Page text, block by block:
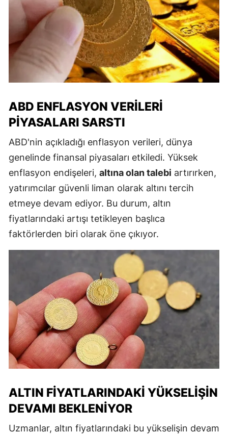
ABD ENFLASYON VERILERI
PIYASALARI SARSTI
ABD'nin açıkladığı enflasyon verileri, dünya
genelinde finansal piyasaları etkiledi. Yüksek
enflasyon endişeleri, altına olan talebi artırırken,
yatırımcılar güvenli liman olarak altını tercih
etmeye devam ediyor. Bu durum, altın
fiyatlarındaki artışı tetikleyen başlıca
faktörlerden biri olarak öne çıkıyor.
ALTIN FIYATLARINDAKI YÜKSELIŞIN
DEVAMI BEKLENIYOR
Uzmanlar, altın fiyatlarındaki bu yükselişin devam